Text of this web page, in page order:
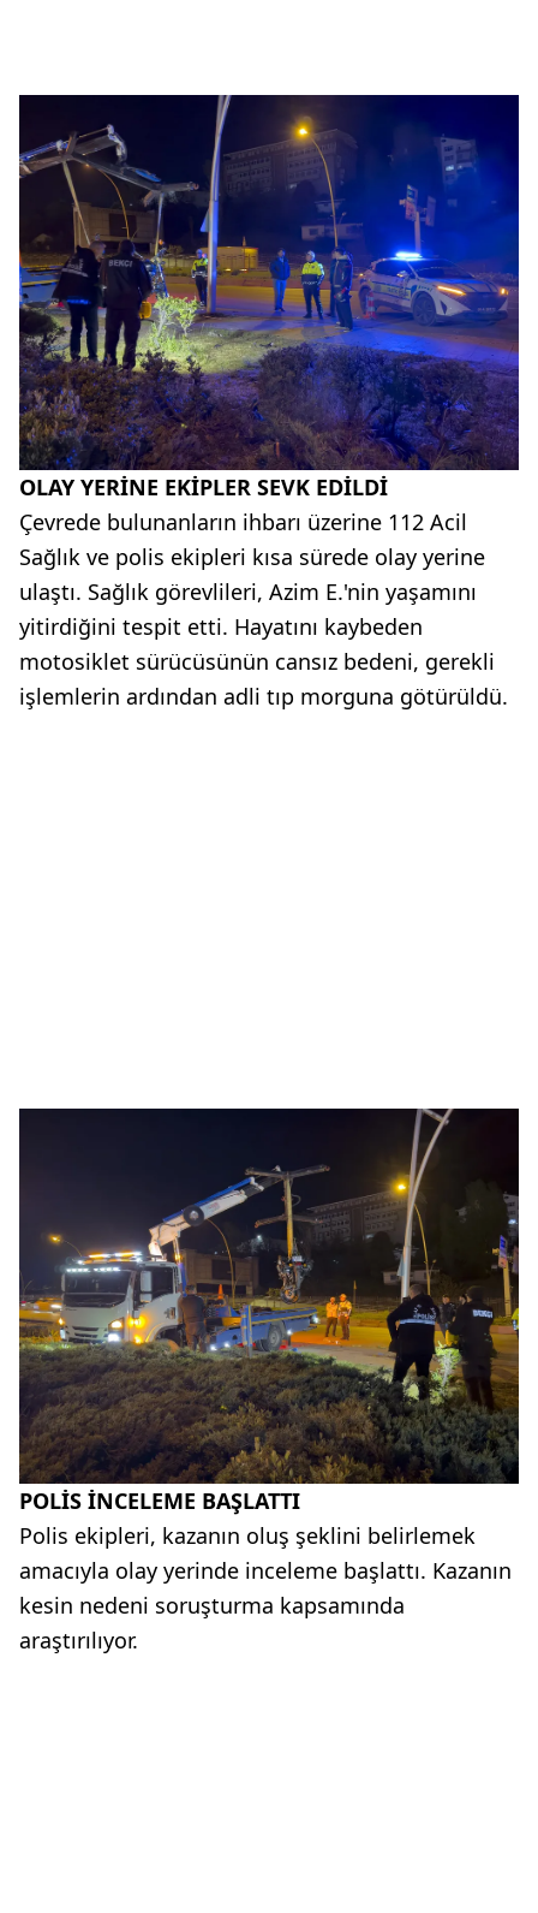
OLAY YERİNE EKİPLER SEVK EDİLDİ
Çevrede bulunanların ihbarı üzerine 112 Acil
Sağlık ve polis ekipleri kısa sürede olay yerine
ulaştı. Sağlık görevlileri, Azim E.'nin yaşamını
yitirdiğini tespit etti. Hayatını kaybeden
motosiklet sürücüsünün cansız bedeni, gerekli
işlemlerin ardından adli tıp morguna götürüldü.
POLİS İNCELEME BAŞLATTI
Polis ekipleri, kazanın oluş şeklini belirlemek
amacıyla olay yerinde inceleme başlattı. Kazanın
kesin nedeni soruşturma kapsamında
araştırılıyor.